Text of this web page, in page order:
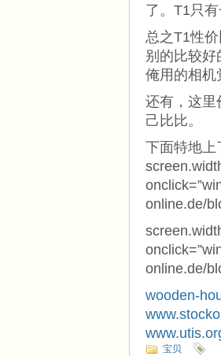
了。T1只
总之T1性
别的比较
俺用的相机
还有，这里
己比比。
下面特地上
online.de/
online.de/
wooden-
宝贝